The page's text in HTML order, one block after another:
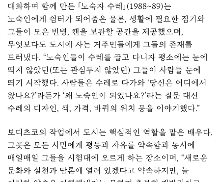
대화하며 함께 만든 「노숙자 수레」(1988~89)는
노숙인에게 쉼터가 되어줌은 물론, 생활에 필요한 집기와
그들이 모은 빈병, 캔을 보관할 공간을 제공했으며,
무엇보다도 도시에 사는 거주민들에게 그들의 존재를
드러냈다. “노숙인들이 수레를 끌고 다니자 평소에는 눈에
띄지 않았던(또는 관심두지 않았던) 그들이 사람들 눈에
띄기 시작했다. 사람들은 수레로 다가와 ‘당신은 어디에서
왔나요?’라든가 ‘왜 노숙인이 되었나요?’라는 질문 대신
수레의 디자인, 색, 가격, 바퀴의 위치 등을 이야기했다.”
보디츠코의 작업에서 도시는 핵심적인 역할을 맡은 배우다.
그곳은 모든 시민에게 평등과 자유를 약속함과 동시에
매일매일 그들을 시험대에 오르게 하는 장소이며, “새로운
문화와 실천과 담론에 열려 있겠다고 약속하지만, 늘